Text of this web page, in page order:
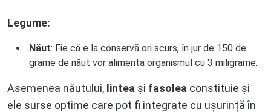
Legume:
Năut: Fie că e la conservă ori scurs, în jur de 150 de
grame de năut vor alimenta organismul cu 3 miligrame.
Asemenea năutului, lintea și fasolea constituie și
ele surse optime care pot fi integrate cu ușurință în